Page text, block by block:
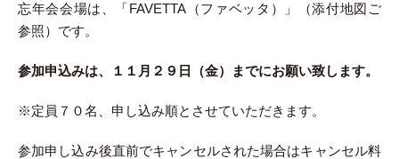
忘年会会場は、「FAVETTA（ファベッタ）」（添付地図ご
参照）です。
参加申込みは、１１月２９日（金）までにお願い致します。
※定員７０名、申し込み順とさせていただきます。
参加申し込み後直前でキャンセルされた場合はキャンセル料